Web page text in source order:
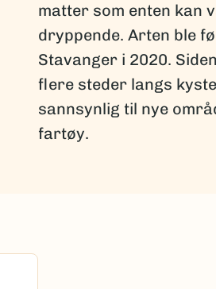
matter som enten kan
dryppende. Arten ble
Stavanger i 2020.
flere steder langs
sannsynlig til nye
fartøy.